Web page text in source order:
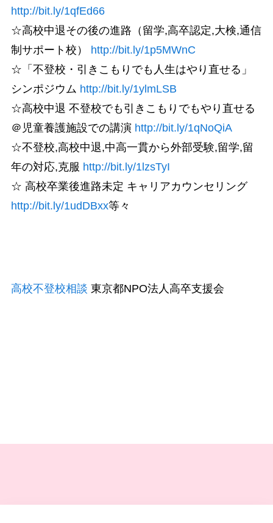
http://bit.ly/1qfEd66
☆高校中退その後の進路（留学,高卒認定,大検,通信
制サポート校） http://bit.ly/1p5MWnC
☆「不登校・引きこもりでも人生はやり直せる」
シンポジウム http://bit.ly/1ylmLSB
☆高校中退 不登校でも引きこもりでもやり直せる
＠児童養護施設での講演 http://bit.ly/1qNoQiA
☆不登校,高校中退,中高一貫から外部受験,留学,留
年の対応,克服 http://bit.ly/1lzsTyI
☆ 高校卒業後進路未定 キャリアカウンセリング
http://bit.ly/1udDBxx等々
高校不登校相談 東京都NPO法人高卒支援会